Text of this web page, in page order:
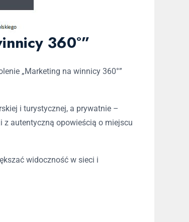
360°”
„Marketing na winnicy 360°”
i turystycznej, a prywatnie –
z autentyczną opowieścią o miejscu
widoczność w sieci i